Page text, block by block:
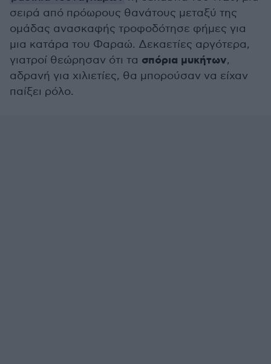
σειρά από πρόωρους θανάτους μεταξύ της
ομάδας ανασκαφής τροφοδότησε φήμες για
μια κατάρα του Φαραώ. Δεκαετίες αργότερα,
γιατροί θεώρησαν ότι τα σπόρια μυκήτων,
αδρανή για χιλιετίες, θα μπορούσαν να είχαν
παίξει ρόλο.